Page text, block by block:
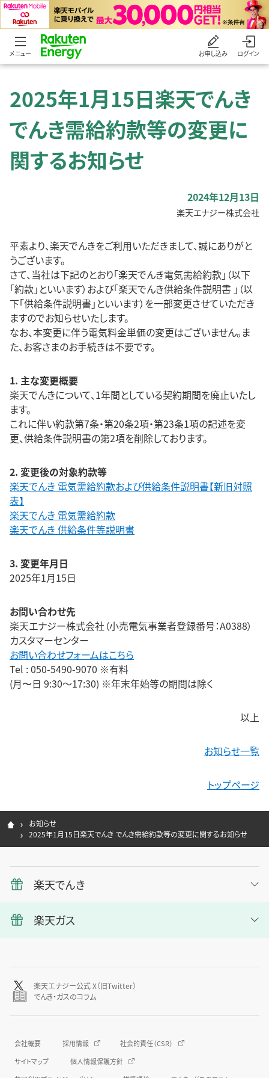
メニュー お申し込み ログイン
2025年1月15日楽天でんき
でんき需給約款等の変更に
関するお知らせ
2024年12月13日
楽天エナジー株式会社
平素より、楽天でんきをご利用いただきまして、誠にありがと
うございます。
さて、当社は下記のとおり「楽天でんき電気需給約款」（以下
「約款」といいます）および「楽天でんき供給条件説明書 」（以
下「供給条件説明書」といいます）を一部変更させていただき
ますのでお知らせいたします。
なお、本変更に伴う電気料金単価の変更はございません。ま
た、お客さまのお手続きは不要です。
1. 主な変更概要
楽天でんきについて、1年間としている契約期間を廃止いたし
ます。
これに伴い約款第7条・第20条2項・第23条1項の記述を変
更、供給条件説明書の第2項を削除しております。
2. 変更後の対象約款等
楽天でんき 電気需給約款および供給条件説明書【新旧対照
表】
楽天でんき 電気需給約款
楽天でんき 供給条件等説明書
3. 変更年月日
2025年1月15日
お問い合わせ先
楽天エナジー株式会社（小売電気事業者登録番号：A0388）
カスタマーセンター
お問い合わせフォームはこちら
Tel : 050-5490-9070 ※有料
(月〜日 9:30～17:30) ※年末年始等の期間は除く
以上
お知らせ一覧
トップページ
お知らせ
2025年1月15日楽天でんき でんき需給約款等の変更に関するお知らせ
楽天でんき
楽天ガス
楽天エナジー公式 X（旧Twitter）
でんき・ガスのコラム
会社概要 採用情報
社会的責任（CSR）
サイトマップ
個人情報保護方針